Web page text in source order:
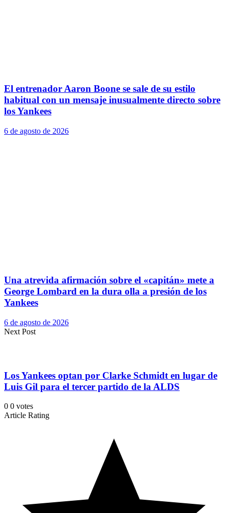
El entrenador Aaron Boone se sale de su estilo
habitual con un mensaje inusualmente directo sobre
los Yankees
6 de agosto de 2026
Una atrevida afirmación sobre el «capitán» mete a
George Lombard en la dura olla a presión de los
Yankees
6 de agosto de 2026
Next Post
Los Yankees optan por Clarke Schmidt en lugar de
Luis Gil para el tercer partido de la ALDS
0 0 votes
Article Rating